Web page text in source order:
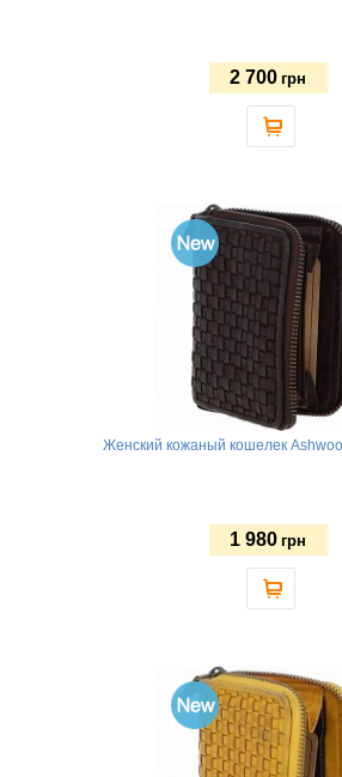
2 700 грн
Женский кожаный кошелек
1 980 грн